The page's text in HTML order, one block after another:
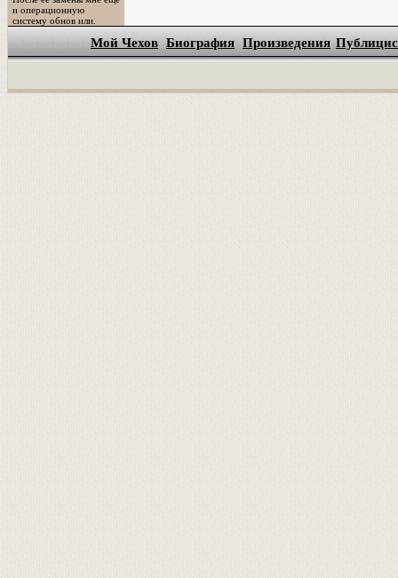
и операционную
систему обнов или.
Мой Чехов Биография Произведения